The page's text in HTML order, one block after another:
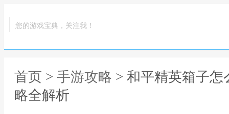
您的游戏宝典，关注我！
首页 > 手游攻略 > 和平精英箱子
略全解析